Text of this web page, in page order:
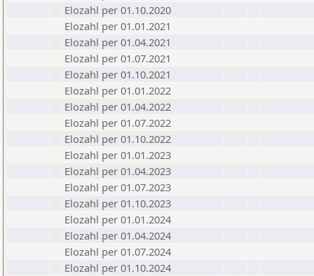
Elozahl per 01.10.2020
Elozahl per 01.01.2021
Elozahl per 01.04.2021
Elozahl per 01.07.2021
Elozahl per 01.10.2021
Elozahl per 01.01.2022
Elozahl per 01.04.2022
Elozahl per 01.07.2022
Elozahl per 01.10.2022
Elozahl per 01.01.2023
Elozahl per 01.04.2023
Elozahl per 01.07.2023
Elozahl per 01.10.2023
Elozahl per 01.01.2024
Elozahl per 01.04.2024
Elozahl per 01.07.2024
Elozahl per 01.10.2024